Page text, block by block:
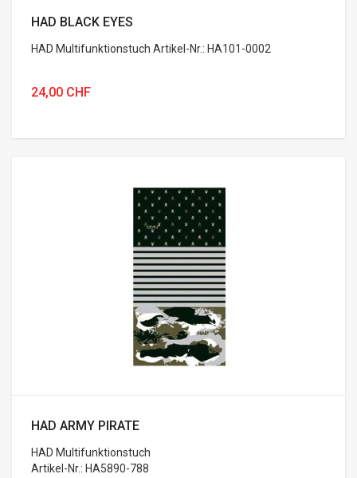
HAD BLACK EYES
HAD Multifunktionstuch Artikel-Nr.: HA101-0002
24,00 CHF
HAD ARMY PIRATE
HAD Multifunktionstuch
Artikel-Nr.: HA5890-788